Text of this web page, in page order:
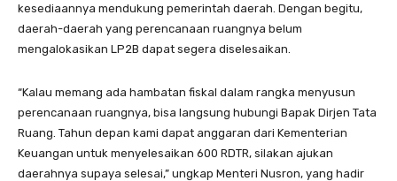
kesediaannya mendukung pemerintah daerah. Dengan begitu,
daerah-daerah yang perencanaan ruangnya belum
mengalokasikan LP2B dapat segera diselesaikan.
“Kalau memang ada hambatan fiskal dalam rangka menyusun
perencanaan ruangnya, bisa langsung hubungi Bapak Dirjen Tata
Ruang. Tahun depan kami dapat anggaran dari Kementerian
Keuangan untuk menyelesaikan 600 RDTR, silakan ajukan
daerahnya supaya selesai,” ungkap Menteri Nusron, yang hadir